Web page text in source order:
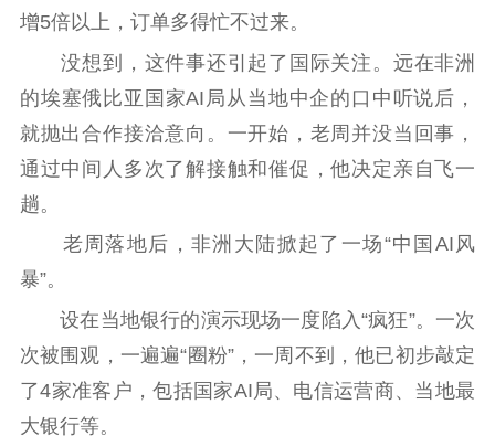
精神文明
文明创建 文明实践
文明培育
先进典型
社会宣传
思想政治教育
红色资源保护利
新闻出版
增5倍以上，订单多得忙不过来。
没想到，这件事还引起了国际关注。远在非洲
的埃塞俄比亚国家AI局从当地中企的口中听说后，
就抛出合作接洽意向。一开始，老周并没当回事，
通过中间人多次了解接触和催促，他决定亲自飞一
趟。
老周落地后，非洲大陆掀起了一场“中国AI风
暴”。
设在当地银行的演示现场一度陷入“疯狂”。一次
次被围观，一遍遍“圈粉”，一周不到，他已初步敲定
了4家准客户，包括国家AI局、电信运营商、当地最
大银行等。